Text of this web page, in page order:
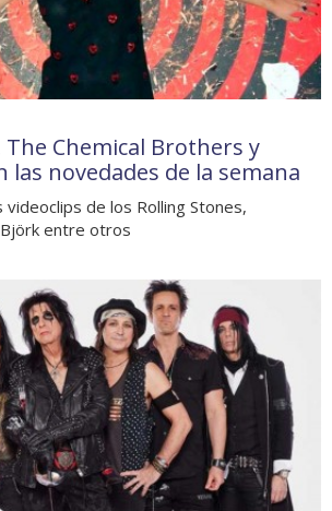
The Chemical Brothers y
las novedades de la semana
de los Rolling Stones,
entre otros